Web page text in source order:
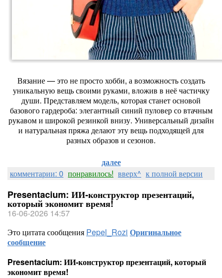
Вязание— этонепростохобби, авозможностьсоздать
уникальнуювещьсвоими руками, вложив в неёчастичку
души. Представляеммодель, котораястанетосновой
базовогогардероба: элегантный синий пуловерсовтачным
рукавоми широкой резинкой внизу. Универсальный дизайн
и натуральнаяпряжаделаютэтувещьподходящей для
разныхобразов и сезонов.
далее
комментарии: 0 понравилось! вверх^ к полной версии
Presentacium: ИИ‑конструктор презентаций,
который экономит время!
16-06-2026 14:57
Это цитата сообщения Pepel_Rozi Оригинальное
сообщение
Presentacium: ИИ‑конструктор презентаций, который
экономит время!